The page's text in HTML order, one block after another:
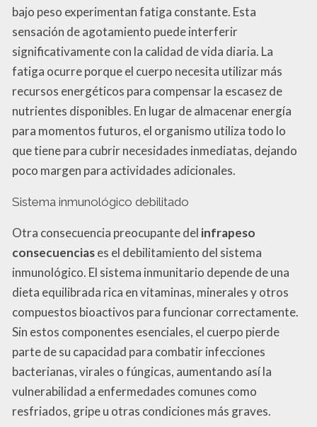
bajo peso experimentan fatiga constante. Esta
sensación de agotamiento puede interferir
significativamente con la calidad de vida diaria. La
fatiga ocurre porque el cuerpo necesita utilizar más
recursos energéticos para compensar la escasez de
nutrientes disponibles. En lugar de almacenar energía
para momentos futuros, el organismo utiliza todo lo
que tiene para cubrir necesidades inmediatas, dejando
poco margen para actividades adicionales.
Sistema inmunológico debilitado
Otra consecuencia preocupante del infrapeso
consecuenciases el debilitamiento del sistema
inmunológico. El sistema inmunitario depende de una
dieta equilibrada rica en vitaminas, minerales y otros
compuestos bioactivos para funcionar correctamente.
Sin estos componentes esenciales, el cuerpo pierde
parte de su capacidad para combatir infecciones
bacterianas, virales o fúngicas, aumentando así la
vulnerabilidad a enfermedades comunes como
resfriados, gripe u otras condiciones más graves.